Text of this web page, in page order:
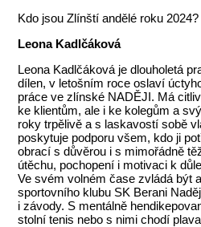
Kdo jsou Zlínští andělé roku 2024?
Leona Kadlčáková
Leona Kadlčáková je dlouholetá
dílen, v letošním roce oslaví
práce ve zlínské NADĚJI. Má
ke klientům, ale i ke kolegům a
roky trpělivě a s laskavostí sobě
poskytuje podporu všem, kdo ji
obrací s důvěrou i s mimořádně
útěchu, pochopení i motivaci k
Ve svém volném čase zvládá být
sportovního klubu SK Berani
i závody. S mentálně
stolní tenis nebo s nimi chodí